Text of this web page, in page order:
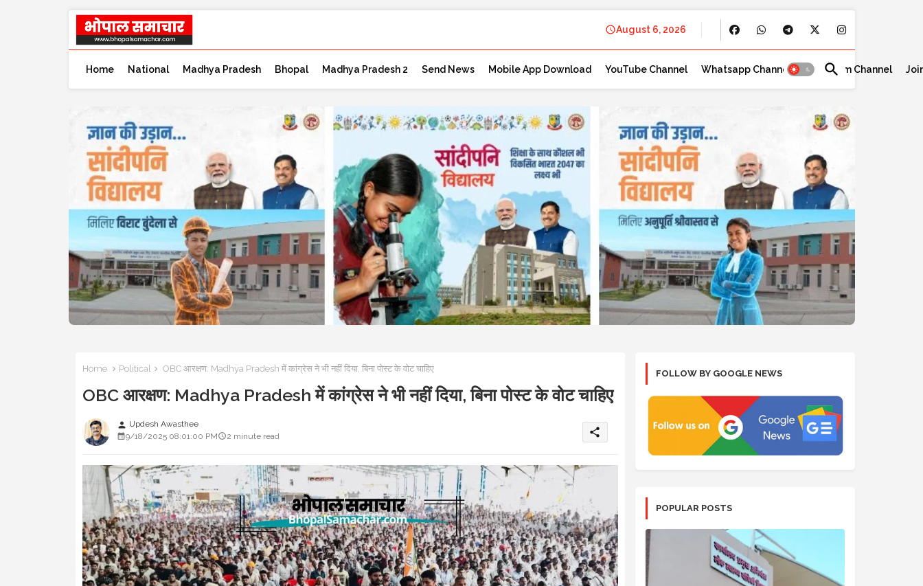
August 6, 2026
Home National Madhya Pradesh Bhopal Madhya Pradesh 2 Send News Mobile App Download YouTube Channel Whatsapp Channel Telegram Channel
Home Political OBC आरक्षण: Madhya Pradesh में कांग्रेस ने भी नहीं दिया, बिना पोस्ट के वोट चाहिए
OBC आरक्षण: Madhya Pradesh में कांग्रेस ने भी नहीं दिया, बिना पोस्ट के वोट चाहिए
person Updesh Awasthee
9/18/2025 08:01:00 PM
2 minute read share
FOLLOW BY GOOGLE NEWS
POPULAR POSTS